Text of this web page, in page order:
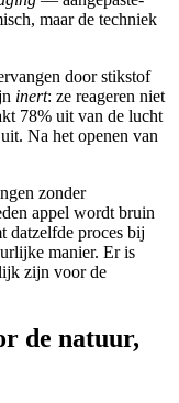
maar de techniek
door stikstof
inert: ze reageren niet
78% uit van de lucht
Na het openen van
zonder
appel wordt bruin
proces bij
manier. Er is
zijn voor de
de natuur,